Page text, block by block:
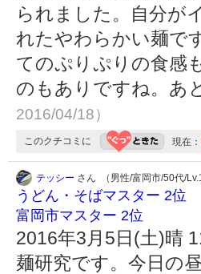
られました。自分が
れたやわらかい麺で
てのぷりぷりの食感
のもありですね。あ
2016/04/18）
このクチコミに 現在：
テッシー さん （男性/富岡市/50代/
うどん・そばマスター 2位
富岡市マスター 2位
2016年3月5日(土)晴
麺研究です。今日の